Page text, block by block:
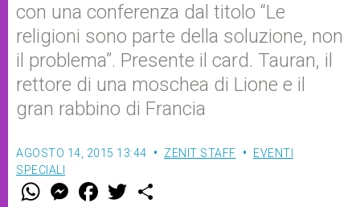
con una conferenza dal titolo “Le
religioni sono parte della soluzione, non
il problema”. Presente il card. Tauran, il
rettore di una moschea di Lione e il
gran rabbino di Francia
AGOSTO 14, 2015 13:44 ZENIT STAFF
EVENTI
SPECIALI
W M
e
F
a w